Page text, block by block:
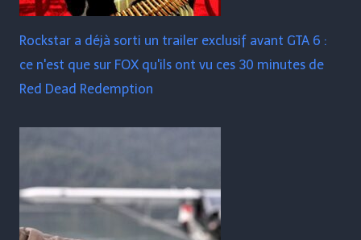
Rockstar a déjà sorti un trailer exclusif avant GTA 6 :
ce n'est que sur FOX qu'ils ont vu ces 30 minutes de
Red Dead Redemption